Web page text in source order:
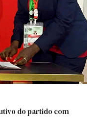
do partido com